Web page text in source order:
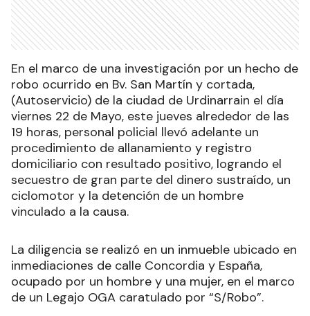
En el marco de una investigación por un hecho de
robo ocurrido en Bv. San Martín y cortada,
(Autoservicio) de la ciudad de Urdinarrain el día
viernes 22 de Mayo, este jueves alrededor de las
19 horas, personal policial llevó adelante un
procedimiento de allanamiento y registro
domiciliario con resultado positivo, logrando el
secuestro de gran parte del dinero sustraído, un
ciclomotor y la detención de un hombre
vinculado a la causa.
La diligencia se realizó en un inmueble ubicado en
inmediaciones de calle Concordia y España,
ocupado por un hombre y una mujer, en el marco
de un Legajo OGA caratulado por “S/Robo”.